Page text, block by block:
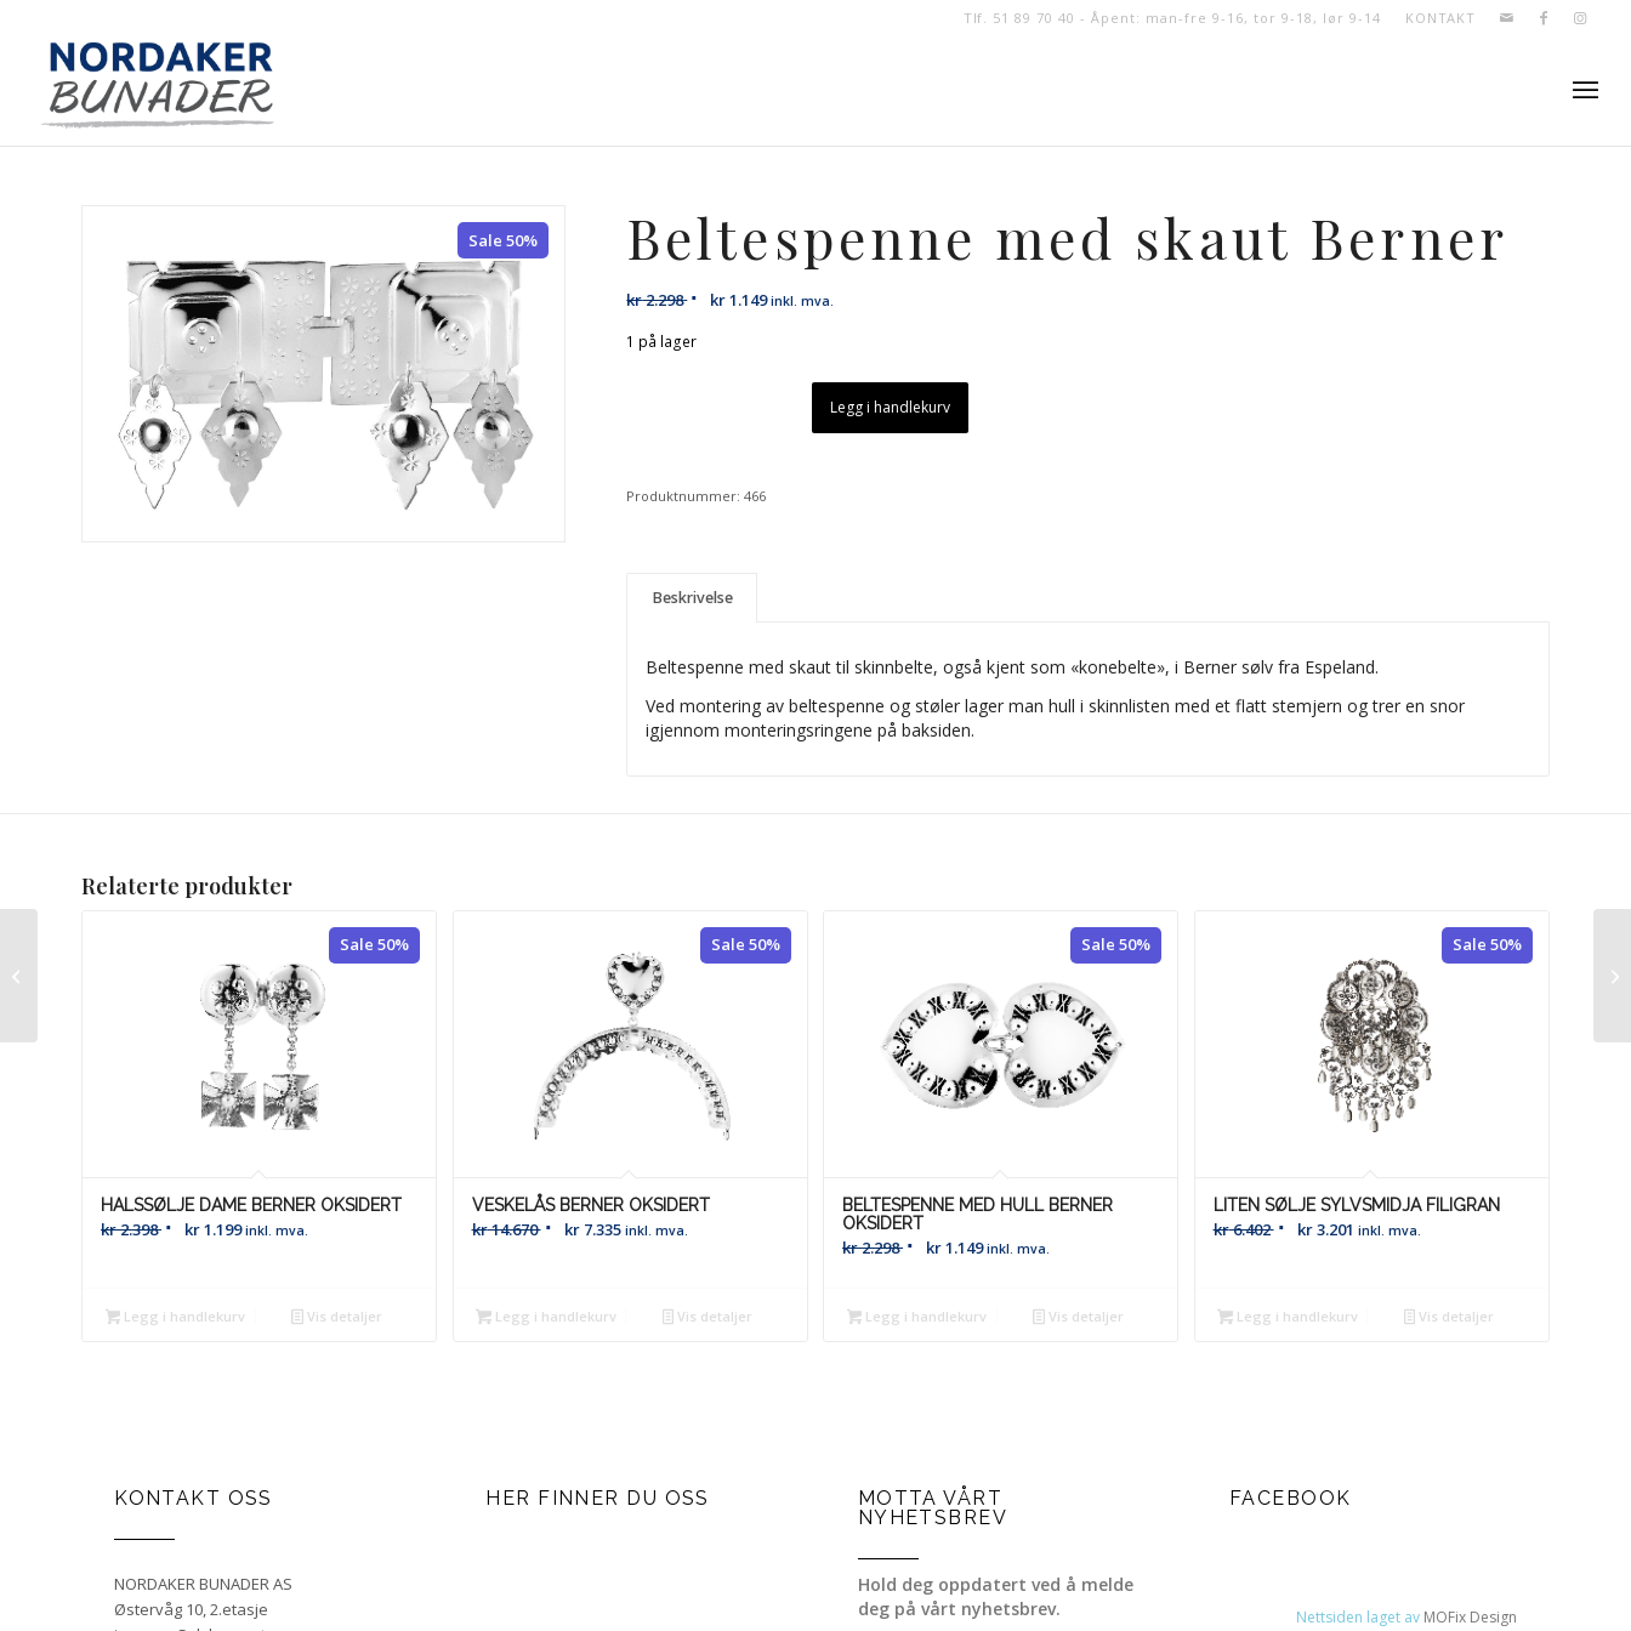
KONTAKT
Tlf. 51 89 70 40 - Åpent: man-fre 9-16, tor 9-18, lør 9-14
Sale 50% Beltespenne med skaut Berner
kr2.298 kr1.149 inkl. mva.
1 på lager
Legg i handlekurv
Produktnummer:466
Beskrivelse
Beltespenne med skaut til skinnbelte, også kjent som «konebelte», i Berner sølv fra Espeland.
Ved montering av beltespenne og støler lager man hull i skinnlisten med et flatt stemjern og trer en snor
igjennom monteringsringene på baksiden.
Relaterte produkter
Sale 50%
HALSSØLJE DAME BERNER OKSIDERT
kr2.398 kr1.199 inkl. mva.
Legg i handlekurv Vis detaljer
Sale 50%
VESKELÅS BERNER OKSIDERT
kr14.670 kr7.335 inkl. mva.
Legg i handlekurv Vis detaljer
Sale 50%
BELTESPENNE MED HULL BERNER
OKSIDERT
kr2.298 kr1.149 inkl. mva.
Legg i handlekurv Vis detaljer
Sale 50%
LITEN SØLJE SYLVSMIDJA FILIGRAN
kr6.402 kr3.201 inkl. mva.
Legg i handlekurv Vis detaljer
KONTAKT OSS
NORDAKER BUNADER AS
Østervåg 10, 2.etasje
HER FINNER DU OSS
MOTTA VÅRT
NYHETSBREV
Hold deg oppdatert ved å melde
deg på vårt nyhetsbrev.
FACEBOOK
Nettsiden laget av MOFix Design